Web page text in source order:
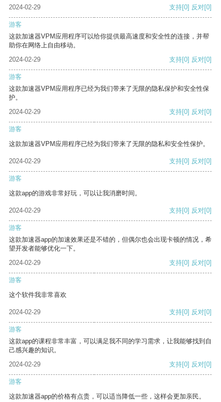
2024-02-29 支持[0] 反对[0]
游客
这款加速器VPM应用程序可以给你提供最高速度和安全性的连接，并帮
助你在网络上自由移动。
2024-02-29
支持[0] 反对[0]
游客
这款加速器VPM应用程序已经为我们带来了无限的隐私保护和安全性保
护。
2024-02-29
支持[0] 反对[0]
游客
这款加速器VPM应用程序已经为我们带来了无限的隐私和安全性保护。
2024-02-29 支持[0] 反对[0]
游客
这款app的游戏非常好玩，可以让我消磨时间。
2024-02-29 支持[0] 反对[0]
游客
这款加速器app的加速效果还是不错的，但偶尔也会出现卡顿的情况，希
望开发者能够优化一下。
2024-02-29
支持[0] 反对[0]
游客
这个软件我非常喜欢
2024-02-29 支持[0] 反对[0]
游客
这款app的课程非常丰富，可以满足我不同的学习需求，让我能够找到自
己感兴趣的知识。
2024-02-29
支持[0] 反对[0]
游客
这款加速器app的价格有点贵，可以适当降低一些，这样会更加亲民。